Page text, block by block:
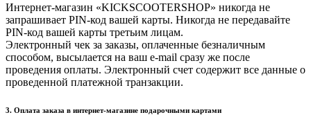
Интернет-магазин «KICKSCOOTERSHOP» никогда не
запрашивает PIN-код вашей карты. Никогда не передавайте
PIN-код вашей карты третьим лицам.
Электронный чек за заказы, оплаченные безналичным
способом, высылается на ваш e-mail сразу же после
проведения оплаты. Электронный счет содержит все данные о
проведенной платежной транзакции.
3. Оплата заказа в интернет-магазине подарочными картами